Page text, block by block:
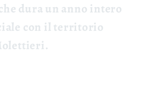
dura un anno intero
con il territorio